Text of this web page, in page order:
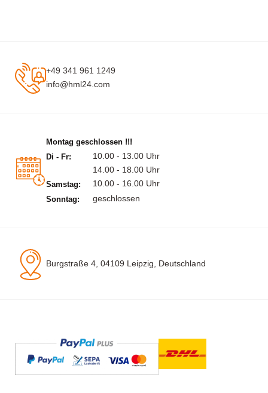
+49 341 961 1249
info@hml24.com
Montag geschlossen !!!
Di - Fr:
10.00 - 13.00 Uhr
14.00 - 18.00 Uhr
Samstag: 10.00 - 16.00 Uhr
Sonntag: geschlossen
Burgstraße 4, 04109 Leipzig, Deutschland